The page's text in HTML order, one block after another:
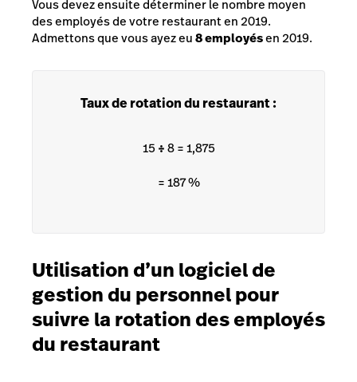
Vous devez ensuite déterminer le nombre moyen
des employés de votre restaurant en 2019.
Admettons que vous ayez eu8 employésen 2019.
Taux de rotation du restaurant :
15÷8 = 1,875
= 187 %
Utilisation d’un logiciel de
gestion du personnel pour
suivre la rotation des employés
du restaurant